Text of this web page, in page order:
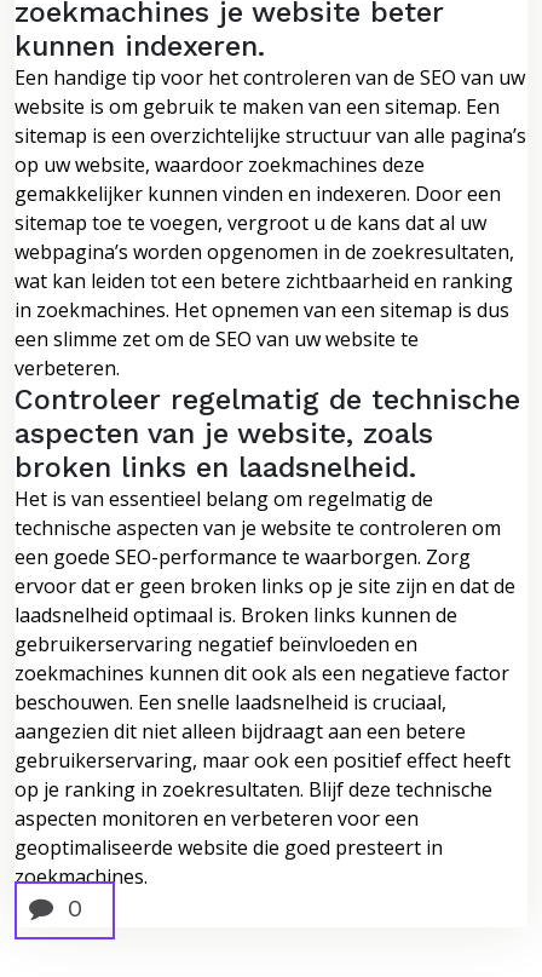
zoekmachines je website beter
kunnen indexeren.
Een handige tip voor het controleren van de SEO van uw
website is om gebruik te maken van een sitemap. Een
sitemap is een overzichtelijke structuur van alle pagina’s
op uw website, waardoor zoekmachines deze
gemakkelijker kunnen vinden en indexeren. Door een
sitemap toe te voegen, vergroot u de kans dat al uw
webpagina’s worden opgenomen in de zoekresultaten,
wat kan leiden tot een betere zichtbaarheid en ranking
in zoekmachines. Het opnemen van een sitemap is dus
een slimme zet om de SEO van uw website te
verbeteren.
Controleer regelmatig de technische
aspecten van je website, zoals
broken links en laadsnelheid.
Het is van essentieel belang om regelmatig de
technische aspecten van je website te controleren om
een goede SEO-performance te waarborgen. Zorg
ervoor dat er geen broken links op je site zijn en dat de
laadsnelheid optimaal is. Broken links kunnen de
gebruikerservaring negatief beïnvloeden en
zoekmachines kunnen dit ook als een negatieve factor
beschouwen. Een snelle laadsnelheid is cruciaal,
aangezien dit niet alleen bijdraagt aan een betere
gebruikerservaring, maar ook een positief effect heeft
op je ranking in zoekresultaten. Blijf deze technische
aspecten monitoren en verbeteren voor een
geoptimaliseerde website die goed presteert in
zoekmachines.
0